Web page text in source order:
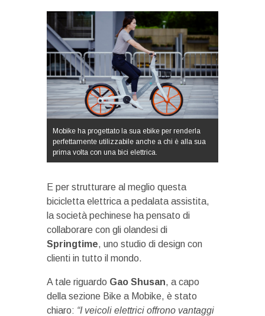
Mobike ha progettato la sua ebike per renderla
perfettamente utilizzabile anche a chi è alla sua
prima volta con una bici elettrica.
E per strutturare al meglio questa
bicicletta elettrica a pedalata assistita,
la società pechinese ha pensato di
collaborare con gli olandesi di
Springtime, uno studio di design con
clienti in tutto il mondo.
A tale riguardo Gao Shusan, a capo
della sezione Bike a Mobike, è stato
chiaro: “I veicoli elettrici offrono vantaggi